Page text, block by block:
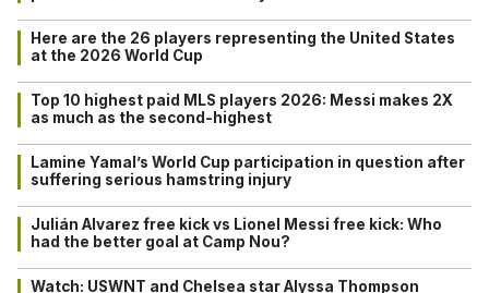
Here are the 26 players representing the United States
at the 2026 World Cup
Top 10 highest paid MLS players 2026: Messi makes 2X
as much as the second-highest
Lamine Yamal’s World Cup participation in question after
suffering serious hamstring injury
Julián Alvarez free kick vs Lionel Messi free kick: Who
had the better goal at Camp Nou?
Watch: USWNT and Chelsea star Alyssa Thompson